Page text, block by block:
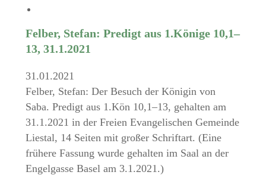
Felber, Stefan: Predigt aus 1.Könige 10,1–
13, 31.1.2021
31.01.2021
Felber, Stefan: Der Besuch der Königin von
Saba. Predigt aus 1.Kön 10,1–13, gehalten am
31.1.2021 in der Freien Evangelischen Gemeinde
Liestal, 14 Seiten mit großer Schriftart. (Eine
frühere Fassung wurde gehalten im Saal an der
Engelgasse Basel am 3.1.2021.)